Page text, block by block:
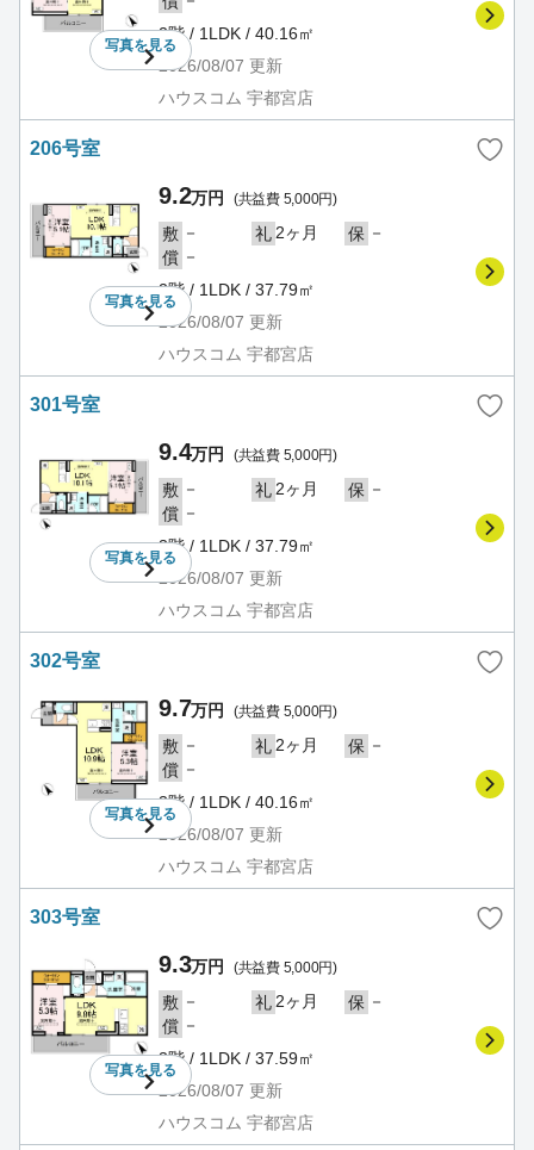
写真を見る
2階 / 1LDK / 40.16㎡
2026/08/07 更新
ハウスコム 宇都宮店
206号室
写真を見る
9.2万円 (共益費 5,000円)
敷 － 礼 2ヶ月 保 －
償 －
2階 / 1LDK / 37.79㎡
2026/08/07 更新
ハウスコム 宇都宮店
301号室
写真を見る
9.4万円 (共益費 5,000円)
敷 － 礼 2ヶ月 保 －
償 －
3階 / 1LDK / 37.79㎡
2026/08/07 更新
ハウスコム 宇都宮店
302号室
写真を見る
9.7万円 (共益費 5,000円)
敷 － 礼 2ヶ月 保 －
償 －
3階 / 1LDK / 40.16㎡
2026/08/07 更新
ハウスコム 宇都宮店
303号室
写真を見る
9.3万円 (共益費 5,000円)
敷 － 礼 2ヶ月 保 －
償 －
3階 / 1LDK / 37.59㎡
2026/08/07 更新
ハウスコム 宇都宮店